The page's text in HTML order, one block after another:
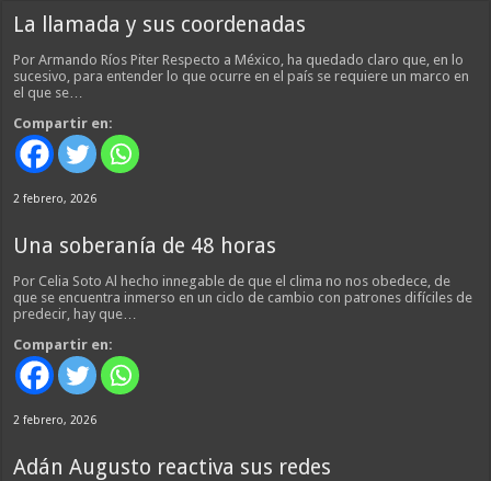
La llamada y sus coordenadas
Por Armando Ríos Piter Respecto a México, ha quedado claro que, en lo
sucesivo, para entender lo que ocurre en el país se requiere un marco en
el que se…
Compartir en:
2 febrero, 2026
Una soberanía de 48 horas
Por Celia Soto Al hecho innegable de que el clima no nos obedece, de
que se encuentra inmerso en un ciclo de cambio con patrones difíciles de
predecir, hay que…
Compartir en:
2 febrero, 2026
Adán Augusto reactiva sus redes